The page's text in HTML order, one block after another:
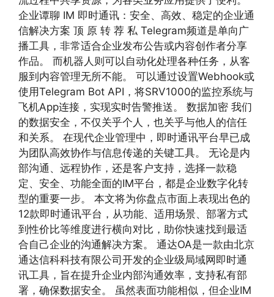
企业谭聊 IM 即时通讯：安全、高效、稳定的企业通
信解决方案 顶 原 转 荐 私 Telegram频道是单向广
播工具，非常适合企业发布公告或内容创作者分享
作品。 而机器人则可以自动化处理各种任务，从客
服到内容管理无所不能。 可以通过设置Webhook或
使用Telegram Bot API，将SRV1000的监控系统与
飞机App连接，实现实时告警推送。 数据加密 我们
的数据安全，不仅关乎个人，也关乎与他人的信任
和关系。 在现代企业管理中，即时通讯平台早已成
为团队高效协作与信息传递的关键工具。 无论是内
部沟通、远程协作，还是客户支持，选择一款稳
定、安全、功能全面的IM平台，都是企业数字化转
型的重要一步。 本文将为你盘点市面上表现出色的
12款即时通讯平台，从功能、适用场景、部署方式
到性价比等维度进行横向对比，助你快速找到最适
合自己企业的沟通解决方案。 通达OA是一款由北京
通达信科科技有限公司开发的企业级局域网即时通
讯工具，旨在提升企业内部沟通效率，支持私有部
署，确保数据安全。 虽然表面功能相似，但企业IM